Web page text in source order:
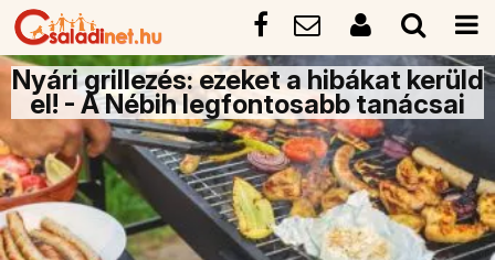
Nyári grillezés: ezeket a hibákat kerüld
el! - A Nébih legfontosabb tanácsai